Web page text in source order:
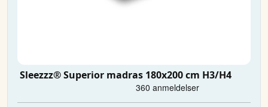
Sleezzz® Superior madras 180x200 cm H3/H4